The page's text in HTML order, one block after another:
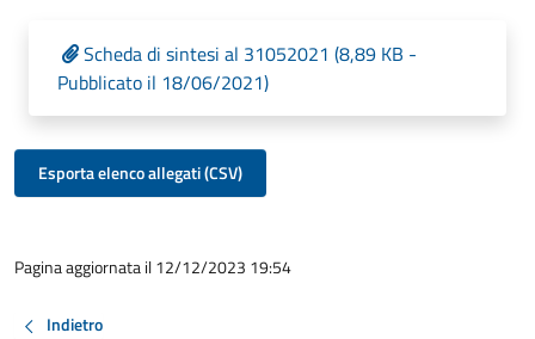
Scheda di sintesi al 31052021 (8,89 KB -
Pubblicato il 18/06/2021)
Esporta elenco allegati (CSV)
Pagina aggiornata il 12/12/2023 19:54
Indietro